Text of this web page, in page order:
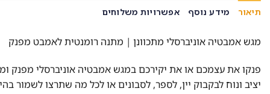
תיאור מידע נוסף אפשרויות משלוחים
מגש אמבטיה אוניברסלי מתכוונן | מתנה רומנטית לאמבט מפנק
פנקו את עצמכם או את יקירכם במגש אמבטיה אוניברסלי מפנק
יציב ונוח לבקבוק יין, לספר, לסבונים או לכל מה שתרצו לשמור